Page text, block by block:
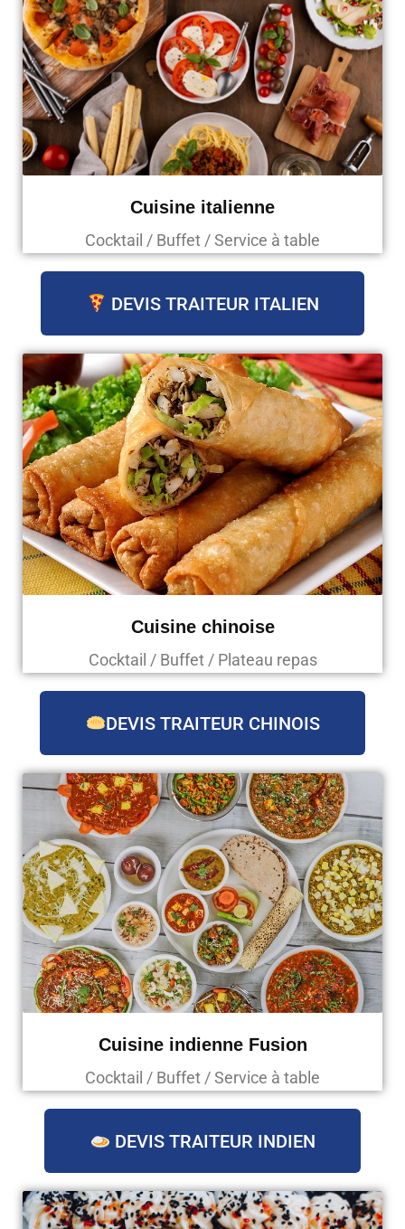
Cuisine italienne
Cocktail / Buffet / Service à table
DEVIS TRAITEUR ITALIEN
Cuisine chinoise
Cocktail / Buffet / Plateau repas
DEVIS TRAITEUR CHINOIS
Cuisine indienne Fusion
Cocktail / Buffet / Service à table
DEVIS TRAITEUR INDIEN